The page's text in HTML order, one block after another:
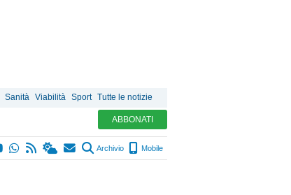
Sanità Viabilità Sport Tutte le notizie
ABBONATI
Archivio Mobile